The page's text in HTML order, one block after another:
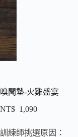
嗅聞墊-火雞盛宴
NT$ 1,090
訓練師挑選原因：